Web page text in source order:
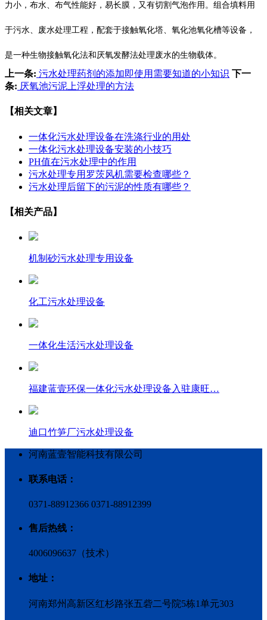
力小，布水、布气性能好，易长膜，又有切割气泡作用。组合填料用
于污水、废水处理工程，配套于接触氧化塔、氧化池氧化槽等设备，
是一种生物接触氧化法和厌氧发酵法处理废水的生物载体。
上一条: 污水处理药剂的添加即使用需要知道的小知识 下一
条: 厌氧池污泥上浮处理的方法
【相关文章】
一体化污水处理设备在洗涤行业的用处
一体化污水处理设备安装的小技巧
PH值在污水处理中的作用
污水处理专用罗茨风机需要检查哪些？
污水处理后留下的污泥的性质有哪些？
【相关产品】
机制砂污水处理专用设备
化工污水处理设备
一体化生活污水处理设备
福建蓝壹环保一体化污水处理设备入驻康旺…
迪口竹笋厂污水处理设备
河南蓝壹智能科技有限公司
联系电话：
0371-88912366 0371-88912399
售后热线：
4006096637（技术）
地址：
河南郑州高新区红杉路张五砦二号院5栋1单元303